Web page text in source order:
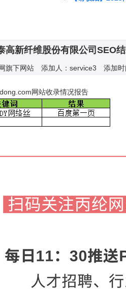
高新纤维股份有限公司SEO
旗下网站 添加人：service3 添加时
网站收录情况报告